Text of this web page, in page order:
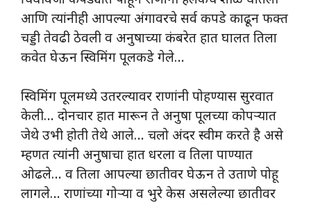
आणि त्यांनीही आपल्या अंगावरचे सर्व कपडे काढून फक्त
चड्डी तेवढी ठेवली व अनुषाच्या कंबरेत हात घालत तिला
कवेत घेऊन स्विमिंग पूलकडे गेले…
स्विमिंग पूलमध्ये उतरल्यावर राणांनी पोहण्यास सुरवात
केली… दोनचार हात मारून ते अनुषा पूलच्या कोपऱ्यात
जेथे उभी होती तेथे आले… चलो अंदर स्वीम करते है असे
म्हणत त्यांनी अनुषाचा हात धरला व तिला पाण्यात
ओढले… व तिला आपल्या छातीवर घेऊन ते उताणे पोहू
लागले… राणांच्या गोऱ्या व भुरे केस असलेल्या छातीवर